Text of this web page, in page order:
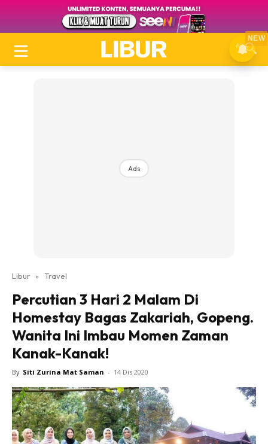
Ads
Libur » Travel
Percutian 3 Hari 2 Malam Di
Homestay Bagas Zakariah, Gopeng.
Wanita Ini Imbau Momen Zaman
Kanak-Kanak!
By Siti Zurina Mat Saman - 14 Dis 2020
NEW